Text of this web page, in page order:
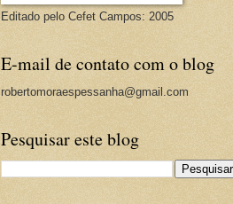
Editado pelo Cefet Campos: 2005
E-mail de contato com o blog
robertomoraespessanha@gmail.com
Pesquisar este blog